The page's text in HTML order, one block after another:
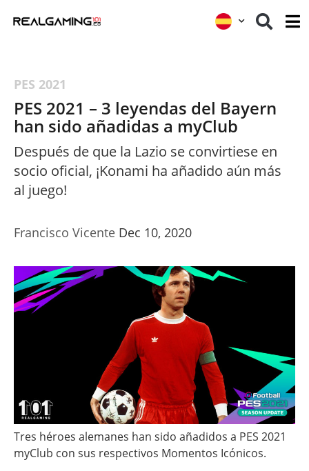
PES 2021
PES 2021 – 3 leyendas del Bayern
han sido añadidas a myClub
Después de que la Lazio se convirtiese en
socio oficial, ¡Konami ha añadido aún más
al juego!
Francisco Vicente Dec 10, 2020
Tres héroes alemanes han sido añadidos a PES 2021
myClub con sus respectivos Momentos Icónicos.